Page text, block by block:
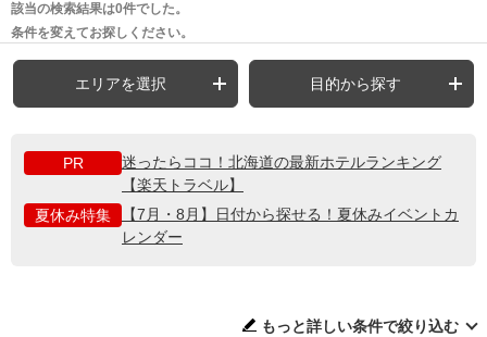
該当の検索結果は0件でした。
条件を変えてお探しください。
エリアを選択 目的から探す
PR
迷ったらココ！北海道の最新ホテルランキング
【楽天トラベル】
夏休み特集
【7月・8月】日付から探せる！夏休みイベントカ
レンダー
もっと詳しい条件で絞り込む